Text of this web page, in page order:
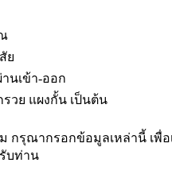
ย
นเข้า-ออก
วย แผงกั้น เป็นต้น
กรุณากรอกข้อมูลเหล่านี้ เพื่อ
บท่าน